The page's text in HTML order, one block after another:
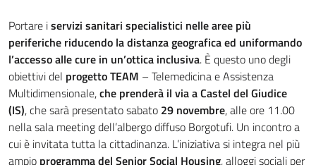
Portare iservizi sanitari specialistici nelle aree più
periferiche riducendo la distanza geografica ed uniformando
l’accesso alle cure in un’ottica inclusiva. È questo uno degli
obiettivi del progetto TEAM – Telemedicina e Assistenza
Multidimensionale,che prenderà il via a Castel del Giudice
(IS), che sarà presentato sabato 29 novembre, alle ore 11.00
nella sala meeting dell’albergo diffuso Borgotufi. Un incontro a
cui è invitata tutta la cittadinanza. L’iniziativa si integra nel più
ampio programma del Senior Social Housing, alloggi sociali per